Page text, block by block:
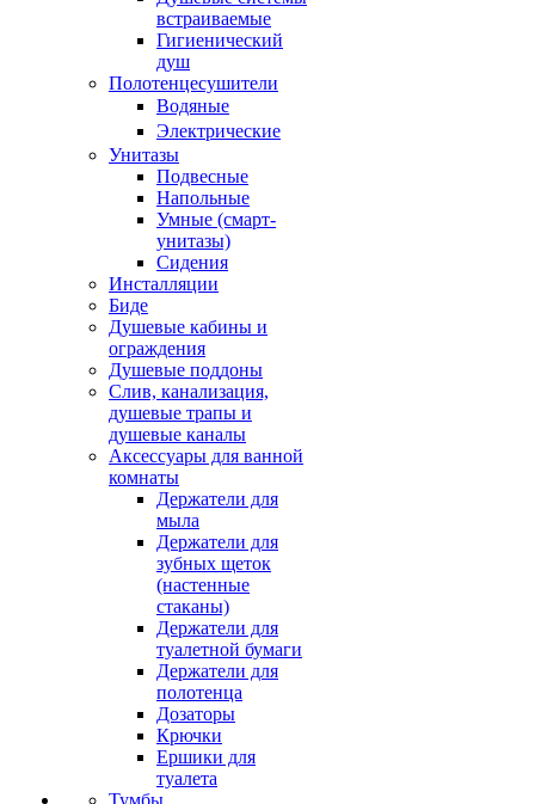
встраиваемые
Гигиенический
душ
Полотенцесушители
ㅤВодяные
ㅤЭлектрические
Унитазы
Подвесные
Напольные
Умные (смарт-
унитазы)
Сидения
Инсталляции
Биде
Душевые кабины и
ограждения
Душевые поддоны
Слив, канализация,
душевые трапы и
душевые каналы
Аксессуары для ванной
комнаты
Держатели для
мыла
Держатели для
зубных щеток
(настенные
стаканы)
Держатели для
туалетной бумаги
Держатели для
полотенца
Дозаторы
Крючки
Ершики для
туалета
Тумбы